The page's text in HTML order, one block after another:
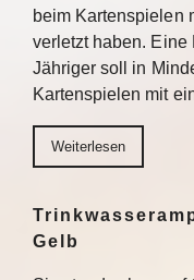
beim Kartenspielen
verletzt haben. Eine
Jähriger soll in
Kartenspielen mit
Weiterlesen
Gelb